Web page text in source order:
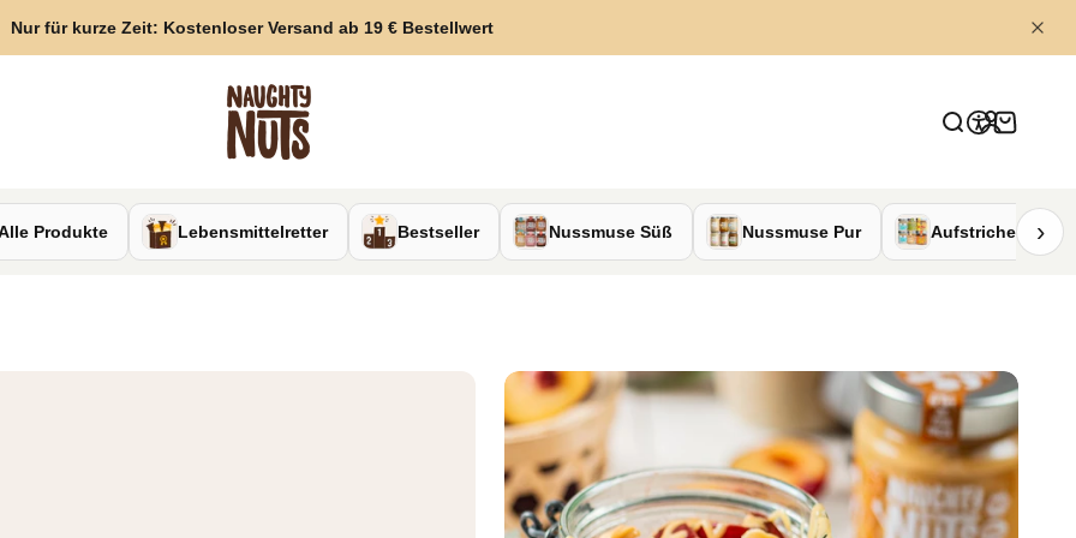
Nur für kurze Zeit: Kostenloser Versand ab 19 € Bestellwert
Naughty Nuts
SucheAnmelden
Produkte Lebensmittelretter Bestseller Nussmuse Süß Nussmuse Pur Aufstriche ›